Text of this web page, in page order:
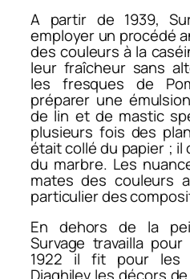
A partir de 1939,
employer un procédé
des couleurs à la
leur fraîcheur sans
les fresques de
préparer une
de lin et de mastic
plusieurs fois des
était collé du papier ; il
du marbre. Les
mates des couleurs
particulier des
En dehors de la
Survage travailla
1922 il fit pour les